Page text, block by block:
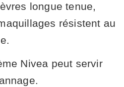
longue tenue,
résistent au
Nivea peut servir